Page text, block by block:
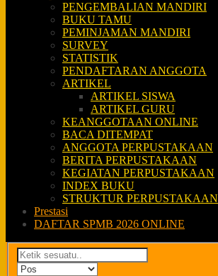
PENGEMBALIAN MANDIRI
BUKU TAMU
PEMINJAMAN MANDIRI
SURVEY
STATISTIK
PENDAFTARAN ANGGOTA
ARTIKEL
ARTIKEL SISWA
ARTIKEL GURU
KEANGGOTAAN ONLINE
BACA DITEMPAT
ANGGOTA PERPUSTAKAAN
BERITA PERPUSTAKAAN
KEGIATAN PERPUSTAKAAN
INDEX BUKU
STRUKTUR PERPUSTAKAAN
Prestasi
DAFTAR SPMB 2026 ONLINE